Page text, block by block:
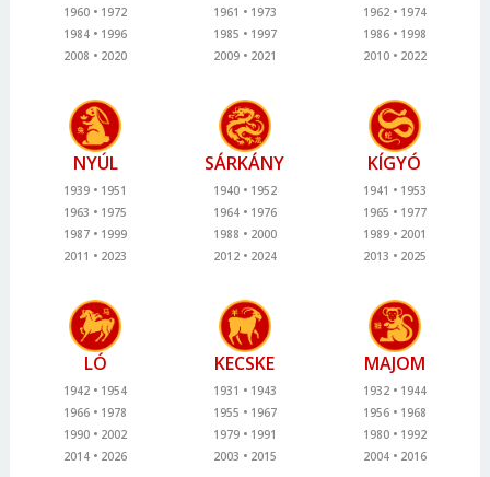
1960
1972
1984
1996
2008
2020
1961
1973
1985
1997
2009
2021
1962
1974
1986
1998
2010
2022
NYÚL
1939
1951
1963
1975
1987
1999
2011
2023
SÁRKÁNY
1940
1952
1964
1976
1988
2000
2012
2024
KÍGYÓ
1941
1953
1965
1977
1989
2001
2013
2025
LÓ
1942
1954
1966
1978
1990
2002
2014
2026
KECSKE
1931
1943
1955
1967
1979
1991
2003
2015
MAJOM
1932
1944
1956
1968
1980
1992
2004
2016